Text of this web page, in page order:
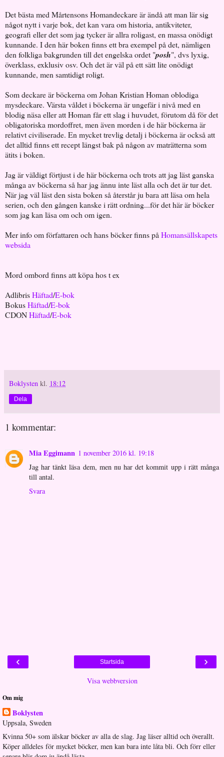
Det bästa med Mårtensons Homandeckare är ändå att man lär sig
något nytt i varje bok, det kan vara om historia, antikviteter,
geografi eller det som jag tycker är allra roligast, en massa onödigt
kunnande. I den här boken finns ett bra exempel på det, nämligen
den folkliga bakgrunden till det engelska ordet "posh", dvs lyxig,
överklass, exklusiv osv. Och det är väl på ett sätt lite onödigt
kunnande, men samtidigt roligt.
Som deckare är böckerna om Johan Kristian Homan oblodiga
mysdeckare. Värsta våldet i böckerna är ungefär i nivå med en
blodig näsa eller att Homan får ett slag i huvudet, förutom då för det
obligatoriska mordoffret, men även morden i de här böckerna är
relativt civiliserade. En mycket trevlig detalj i böckerna är också att
det alltid finns ett recept längst bak på någon av maträtterna som
ätits i boken.
Jag är väldigt förtjust i de här böckerna och trots att jag läst ganska
många av böckerna så har jag ännu inte läst alla och det är tur det.
När jag väl läst den sista boken så återstår ju bara att läsa om hela
serien, och den gången kanske i rätt ordning...för det här är böcker
som jag kan läsa om och om igen.
Mer info om författaren och hans böcker finns på Homansällskapets
websida
Mord ombord finns att köpa hos t ex
AdlibrisHäftad/E-bok
BokusHäftad/E-bok
CDONHäftad/E-bok
Boklysten kl. 18:12
Dela
1 kommentar:
Mia Eggimann 1 november 2016 kl. 19:18
Jag har tänkt läsa dem, men nu har det kommit upp i rätt många
till antal.
Svara
‹ ›
Startsida
Visa webbversion
Om mig
Boklysten
Uppsala, Sweden
Kvinna 50+ som älskar böcker av alla de slag. Jag läser alltid och överallt.
Köper alldeles för mycket böcker, men kan bara inte låta bli. Och förr eller